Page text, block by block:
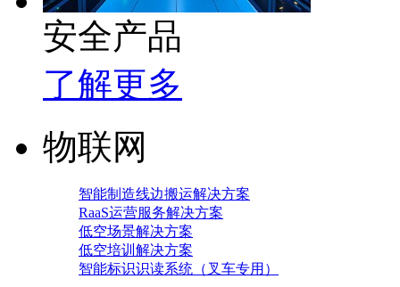
安全产品
了解更多
物联网
智能制造线边搬运解决方案
RaaS运营服务解决方案
低空场景解决方案
低空培训解决方案
智能标识识读系统（叉车专用）